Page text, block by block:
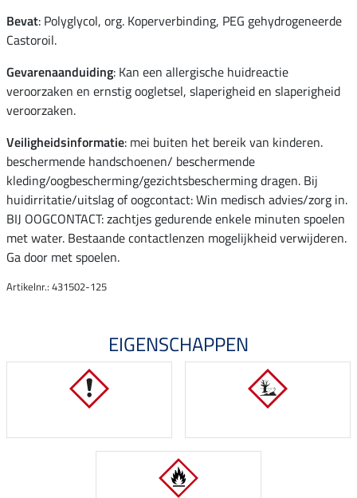
Bevat: Polyglycol, org. Koperverbinding, PEG gehydrogeneerde
Castoroil.
Gevarenaanduiding: Kan een allergische huidreactie
veroorzaken en ernstig oogletsel, slaperigheid en slaperigheid
veroorzaken.
Veiligheidsinformatie: mei buiten het bereik van kinderen.
beschermende handschoenen/ beschermende
kleding/oogbescherming/gezichtsbescherming dragen. Bij
huidirritatie/uitslag of oogcontact: Win medisch advies/zorg in.
BIJ OOGCONTACT: zachtjes gedurende enkele minuten spoelen
met water. Bestaande contactlenzen mogelijkheid verwijderen.
Ga door met spoelen.
Artikelnr.: 431502-125
EIGENSCHAPPEN